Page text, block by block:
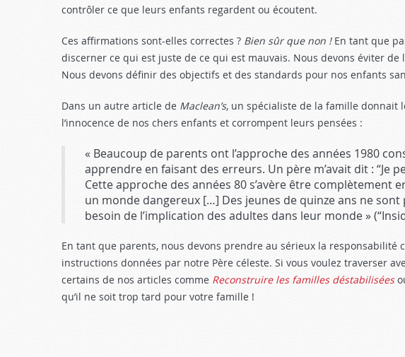
contrôler ce que leurs enfants regardent ou écoutent.
Ces affirmations sont-elles correctes ? Bien sûr que non !En tant que
discerner ce qui est juste de ce qui est mauvais. Nous devons éviter
Nous devons définir des objectifs et des standards pour nos enfants
Dans un autre article de Maclean’s, un spécialiste de la famille donnait
l’innocence de nos chers enfants et corrompent leurs pensées :
« Beaucoup de parents ont l’approche des années 1980
apprendre en faisant des erreurs. Un père m’avait dit : “Je
Cette approche des années 80 s’avère être
un monde dangereux […] Des jeunes de quinze ans ne
besoin de l’implication des adultes dans leur monde »
En tant que parents, nous devons prendre au sérieux la responsabilité
instructions données par notre Père céleste. Si vous voulez traverser
certains de nos articles comme Reconstruire les familles déstabilisées
qu’il ne soit trop tard pour votre famille !